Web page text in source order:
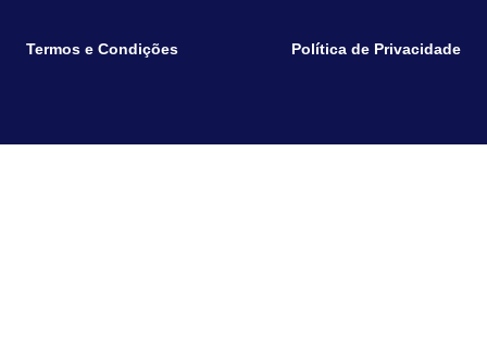
Termos e Condições Política de Privacidade